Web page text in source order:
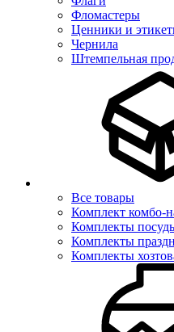
Фломастеры
Ценники и
Чернила
Штемпельная
Все товары
Комплект комбо-
Комплекты
Комплекты
Комплекты